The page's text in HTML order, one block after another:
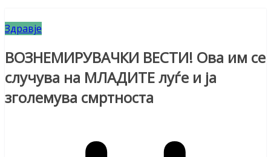
Здравје
ВОЗНЕМИРУВАЧКИ ВЕСТИ! Ова им се
случува на МЛАДИТЕ луѓе и ја
зголемува смртноста